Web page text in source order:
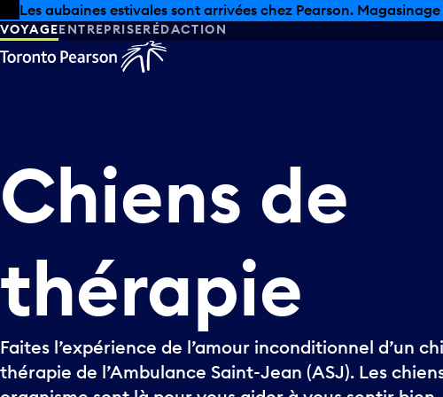
Skip to offers
Passer au contenu principal
Les aubaines estivales sont arrivées chez Pearson.
VOYAGEENTREPRISERÉDACTION
Chiens de
thérapie
Faites l’expérience de l’amour inconditionnel d’un
thérapie de l’Ambulance Saint-Jean (ASJ). Les